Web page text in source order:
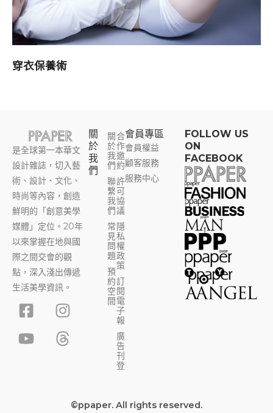
穿衣保養術
是全球第一本華文
設計雜誌，切入藝
術、設計、文化、
時尚等內容，創造
鮮明的「創意美學
媒體」定位。20年
以來掌握在地與國
際之間交會的觀
點，深入淺出傳遞
生活美學資訊。
F
a
c
I
n
s
t
Y
o
u
T
h
r
e
關
於
我
們
關
於
我
們
聯
繫
我
們
常
見
問
題
預
約
空
間
合
作
邀
約
許
可
協
議
隱
私
權
政
策
訂
閱
電
子
報
廣
告
刊
登
會員專區​
會員權益
顧客服務
服務中心
FOLLOW US
ON
FACEBOOK
©ppaper. All rights reserved.